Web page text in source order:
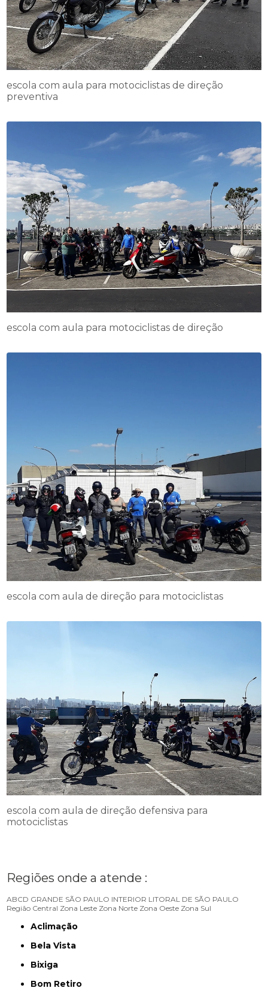
escola com aula para motociclistas de direção
preventiva
escola com aula para motociclistas de direção
escola com aula de direção para motociclistas
escola com aula de direção defensiva para
motociclistas
Regiões onde a atende :
ABCD GRANDE SÃO PAULO INTERIOR LITORAL DE SÃO PAULO
Região Central Zona Leste Zona Norte Zona Oeste Zona Sul
Aclimação
Bela Vista
Bixiga
Bom Retiro